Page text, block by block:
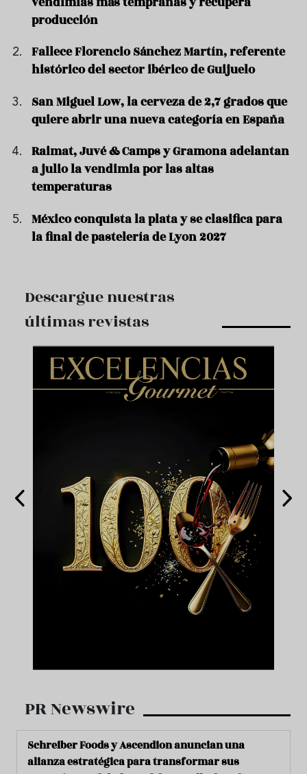
producción
Fallece Florencio Sánchez Martín, referente
histórico del sector ibérico de Guijuelo
San Miguel Low, la cerveza de 2,7 grados que
quiere abrir una nueva categoría en España
Raimat, Juvé & Camps y Gramona adelantan
a julio la vendimia por las altas
temperaturas
México conquista la plata y se clasifica para
la final de pastelería de Lyon 2027
Descargue nuestras
últimas revistas
PR Newswire
Schreiber Foods y Ascendion anuncian una
alianza estratégica para transformar sus